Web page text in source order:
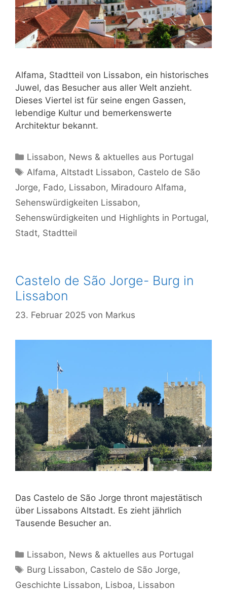
Alfama, Stadtteil von Lissabon, ein historisches
Juwel, das Besucher aus aller Welt anzieht.
Dieses Viertel ist für seine engen Gassen,
lebendige Kultur und bemerkenswerte
Architektur bekannt.
Kategorien
Lissabon, News & aktuelles aus Portugal
Schlagwörter
Alfama, Altstadt Lissabon, Castelo de São
Jorge, Fado, Lissabon, Miradouro Alfama,
Sehenswürdigkeiten Lissabon,
Sehenswürdigkeiten und Highlights in Portugal,
Stadt, Stadtteil
Castelo de São Jorge- Burg in
Lissabon
23. Februar 2025 von Markus
Das Castelo de São Jorge thront majestätisch
über Lissabons Altstadt. Es zieht jährlich
Tausende Besucher an.
Kategorien
Lissabon, News & aktuelles aus Portugal
Schlagwörter
Burg Lissabon, Castelo de São Jorge,
Geschichte Lissabon, Lisboa, Lissabon